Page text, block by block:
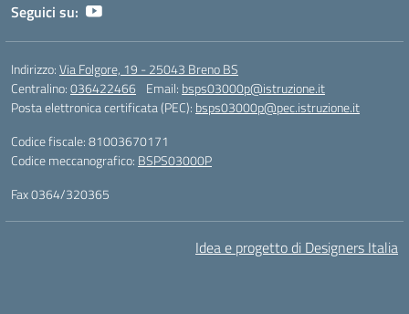
Seguici su:
Indirizzo:Via Folgore, 19 - 25043 Breno BS
Centralino:036422466 Email: bsps03000p@istruzione.it
Posta elettronica certificata (PEC): bsps03000p@pec.istruzione.it
Codice fiscale: 81003670171
Codice meccanografico: BSPS03000P
Fax 0364/320365
Idea e progetto di Designers Italia